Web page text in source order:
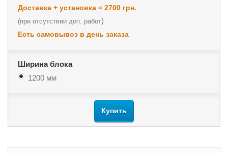
Доставка + установка = 2700 грн.
(при отсутствии доп. работ)
Есть самовывоз в день заказа
Ширина блока
1200 мм
Купить